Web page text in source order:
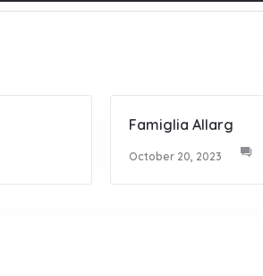
Famiglia Allarg
October 20, 2023